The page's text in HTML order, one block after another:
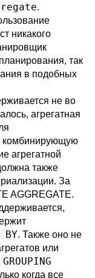
.
никакого
так
в подобных
не во
агрегатная
комбинирующую
агрегатной
также
За
AGGREGATE.
BY. Также оно не
или
GROUPING
когда все